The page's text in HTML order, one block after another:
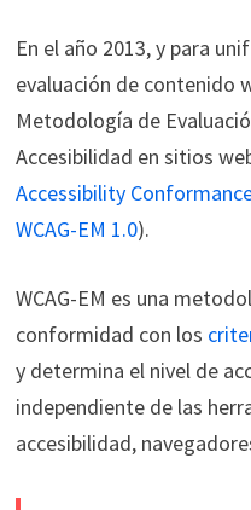
En el año 2013, y para
evaluación de contenido
Metodología de
Accesibilidad en sitios
Accessibility
WCAG-EM 1.0).
WCAG-EM es una
conformidad con los
y determina el nivel de
independiente de las
accesibilidad,